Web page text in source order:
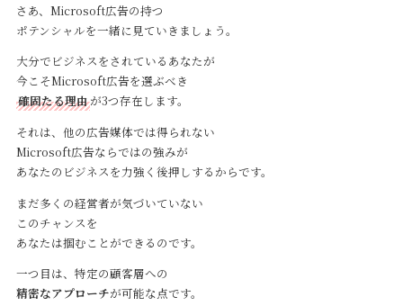
さあ、Microsoft広告の持つ
ポテンシャルを一緒に見ていきましょう。
大分でビジネスをされているあなたが
今こそMicrosoft広告を選ぶべき
確固たる理由が3つ存在します。
それは、他の広告媒体では得られない
Microsoft広告ならではの強みが
あなたのビジネスを力強く後押しするからです。
まだ多くの経営者が気づいていない
このチャンスを
あなたは掴むことができるのです。
一つ目は、特定の顧客層への
精密なアプローチが可能な点です。